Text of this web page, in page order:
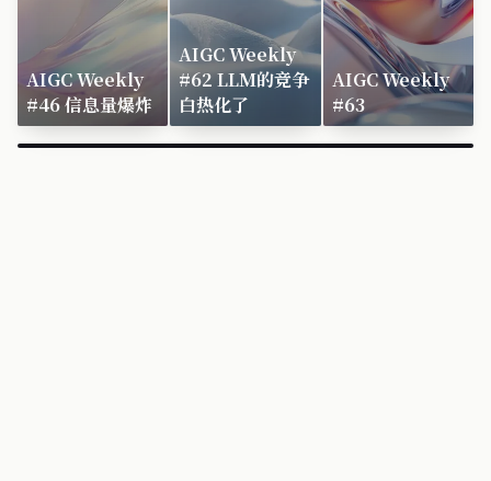
AIGC Weekly
#46 信息量爆炸
AIGC Weekly
#62 LLM的竞争
白热化了
AIGC Weekly
#63